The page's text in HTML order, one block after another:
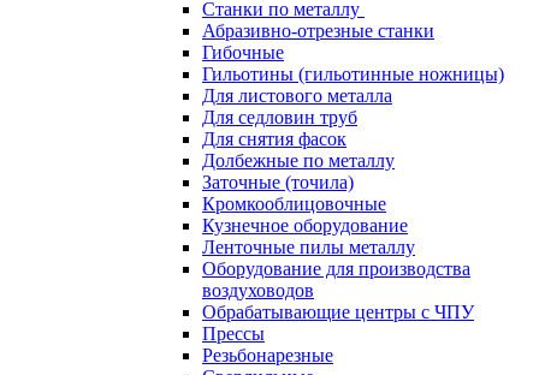
Станки по металлу
Абразивно-отрезные станки
Гибочные
Гильотины (гильотинные ножницы)
Для листового металла
Для седловин труб
Для снятия фасок
Долбежные по металлу
Заточные (точила)
Кромкооблицовочные
Кузнечное оборудование
Ленточные пилы металлу
Оборудование для производства
воздуховодов
Обрабатывающие центры с ЧПУ
Прессы
Резьбонарезные